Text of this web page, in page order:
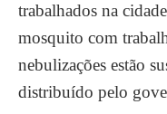
trabalhados na
mosquito com
nebulizações estão
distribuído pelo